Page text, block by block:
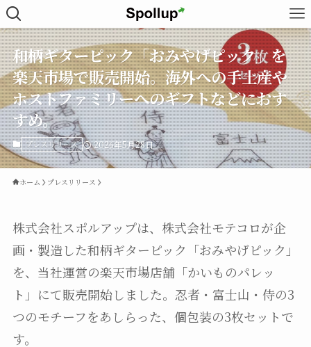
和柄ギターピック「おみやげピック」を
楽天市場で販売開始。海外への手土産や
ホストファミリーへのギフトなどにおす
すめ。
プレスリリース 2026年5月28日
ホーム プレスリリース
株式会社スポルアップは、株式会社モテコロが企
画・製造した和柄ギターピック「おみやげピック」
を、当社運営の楽天市場店舗「かいものパレッ
ト」にて販売開始しました。忍者・富士山・侍の3
つのモチーフをあしらった、個包装の3枚セットで
す。